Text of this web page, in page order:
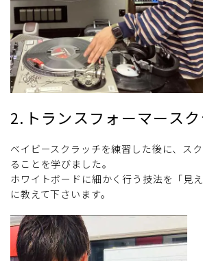
2.トランスフォーマース
ベイビースクラッチを練習した後に、ス
ることを学びました。
ホワイトボードに細かく行う技法を「見
に教えて下さいます。